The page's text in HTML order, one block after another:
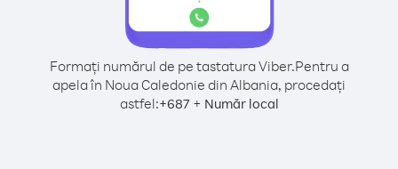
Formați numărul de pe tastatura Viber.Pentru a
apela în Noua Caledonie din Albania, procedați
astfel:+687+ Număr local